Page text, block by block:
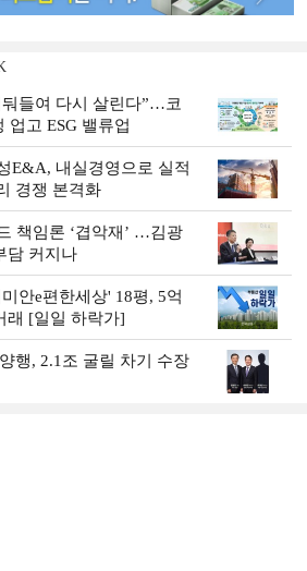
들여 다시 살린다”…코
업고 ESG 밸류업
E&A, 내실경영으로 실적
경쟁 본격화
책임론 ‘겹악재’ …김광
담 커지나
안e편한세상' 18평, 5억
래 [일일 하락가]
행, 2.1조 굴릴 차기 수장